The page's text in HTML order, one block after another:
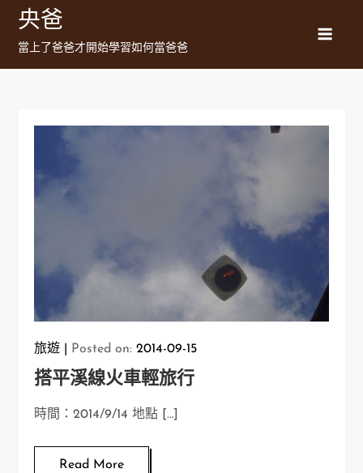
Skip
content
央爸
當上了爸爸才開始學習如何當爸爸
旅遊 Posted on:2014-09-15
搭平溪線火車輕旅行
時間：2014/9/14 地點 […]
Read More